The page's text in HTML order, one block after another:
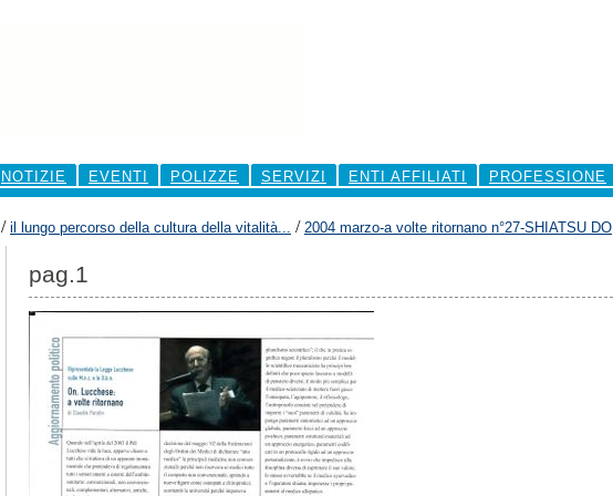
NOTIZIE EVENTI POLIZZE SERVIZI ENTI AFFILIATI PROFESSIONE
/ il lungo percorso della cultura della vitalità... / 2004 marzo-a volte ritornano n°27-SHIATSU DO
pag.1